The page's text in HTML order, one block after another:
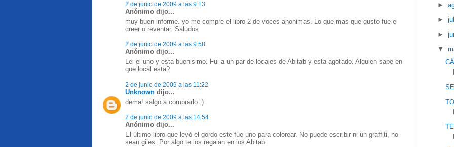
2 de junio de 2009 a las 9:13
Anónimo dijo...
muy buen informe. yo me compre el libro 2 de voces anonimas. Lo que mas que gusto fue el
creer o reventar. Saludos
2 de junio de 2009 a las 9:58
Anónimo dijo...
Lei el uno y esta buenisimo. Fui a un par de locales de Abitab y esta agotado. Alguien sabe en
que local esta?
2 de junio de 2009 a las 11:22
Unknown dijo...
dema! salgo a comprarlo :)
2 de junio de 2009 a las 14:54
Anónimo dijo...
El último libro que leyó el gordo este fue uno para colorear. No puede escribir ni un graffiti, no
sean giles. Por algo te los regalan en los Abitab.
►
►
►
▼